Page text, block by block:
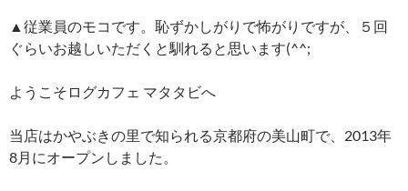
▲従業員のモコです。恥ずかしがりで怖がりですが、５回
ぐらいお越しいただくと馴れると思います(^^;
ようこそログカフェ マタタビへ
当店はかやぶきの里で知られる京都府の美山町で、2013年
8月にオープンしました。